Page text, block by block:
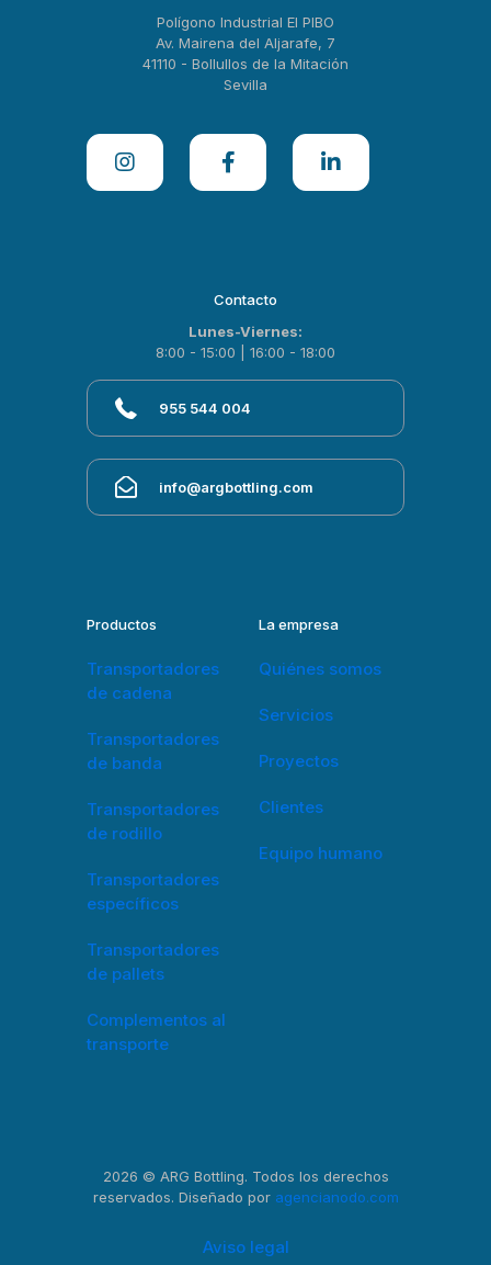
Polígono Industrial El PIBO
Av. Mairena del Aljarafe, 7
41110 - Bollullos de la Mitación
Sevilla
Contacto
Lunes-Viernes:
8:00 - 15:00 | 16:00 - 18:00
955 544 004
info@argbottling.com
Productos
Transportadores
de cadena
Transportadores
de banda
Transportadores
de rodillo
Transportadores
específicos
Transportadores
de pallets
Complementos al
transporte
La empresa
Quiénes somos
Servicios
Proyectos
Clientes
Equipo humano
2026 © ARG Bottling. Todos los derechos
reservados. Diseñado poragencianodo.com
Aviso legal